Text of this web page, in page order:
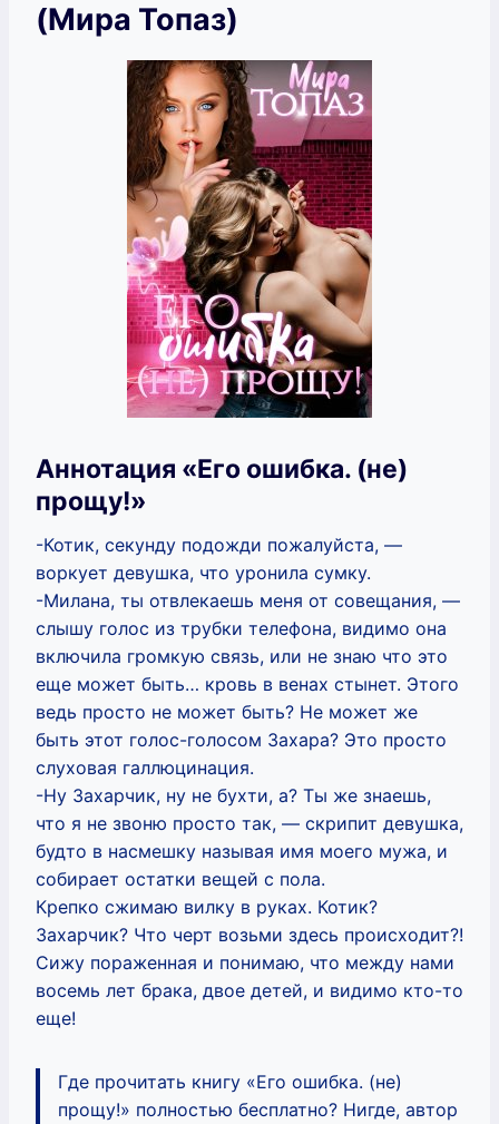
(Мира Топаз)
Аннотация «Его ошибка. (не)
прощу!»
-Котик, секунду подожди пожалуйста, —
воркует девушка, что уронила сумку.
-Милана, ты отвлекаешь меня от совещания, —
слышу голос из трубки телефона, видимо она
включила громкую связь, или не знаю что это
еще может быть… кровь в венах стынет. Этого
ведь просто не может быть? Не может же
быть этот голос-голосом Захара? Это просто
слуховая галлюцинация.
-Ну Захарчик, ну не бухти, а? Ты же знаешь,
что я не звоню просто так, — скрипит девушка,
будто в насмешку называя имя моего мужа, и
собирает остатки вещей с пола.
Крепко сжимаю вилку в руках. Котик?
Захарчик? Что черт возьми здесь происходит?!
Сижу пораженная и понимаю, что между нами
восемь лет брака, двое детей, и видимо кто-то
еще!
Где прочитать книгу «Его ошибка. (не)
прощу!» полностью бесплатно? Нигде, автор